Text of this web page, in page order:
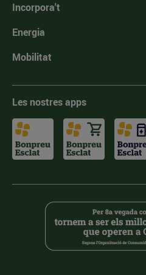
Incorpora't
Energia
Mobilitat
Les nostres apps